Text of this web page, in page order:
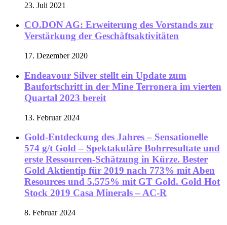
23. Juli 2021
CO.DON AG: Erweiterung des Vorstands zur
Verstärkung der Geschäftsaktivitäten
17. Dezember 2020
Endeavour Silver stellt ein Update zum
Baufortschritt in der Mine Terronera im vierten
Quartal 2023 bereit
13. Februar 2024
Gold-Entdeckung des Jahres – Sensationelle
574 g/t Gold – Spektakuläre Bohrresultate und
erste Ressourcen-Schätzung in Kürze. Bester
Gold Aktientip für 2019 nach 773% mit Aben
Resources und 5.575% mit GT Gold. Gold Hot
Stock 2019 Casa Minerals – AC-R
8. Februar 2024